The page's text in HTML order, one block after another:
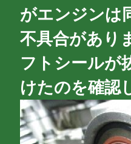
がエンジンは
不具合があり
フトシールが
けたのを確認